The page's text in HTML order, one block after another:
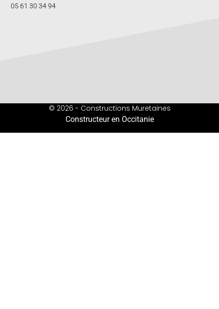
05 61 30 34 94
© 2026 - Constructions Muretaines
Constructeur en Occitanie